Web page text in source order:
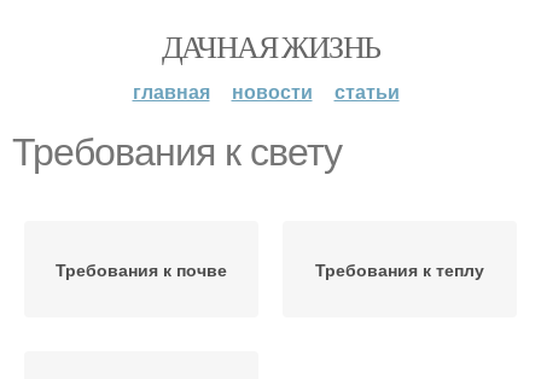
ДАЧНАЯ ЖИЗНЬ
главная новости статьи
Требования к свету
Требования к почве Требования к теплу